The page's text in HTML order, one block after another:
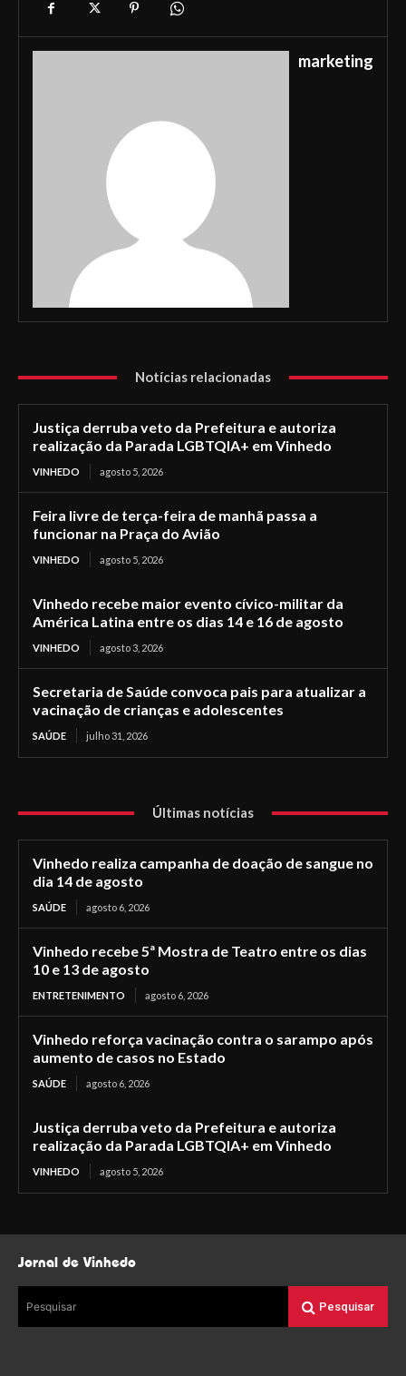
marketing
Notícias relacionadas
Justiça derruba veto da Prefeitura e autoriza
realização da Parada LGBTQIA+ em Vinhedo
VINHEDO agosto 5, 2026
Feira livre de terça-feira de manhã passa a
funcionar na Praça do Avião
VINHEDO agosto 5, 2026
Vinhedo recebe maior evento cívico-militar da
América Latina entre os dias 14 e 16 de agosto
VINHEDO agosto 3, 2026
Secretaria de Saúde convoca pais para atualizar a
vacinação de crianças e adolescentes
SAÚDE julho 31, 2026
Últimas notícias
Vinhedo realiza campanha de doação de sangue no
dia 14 de agosto
SAÚDE agosto 6, 2026
Vinhedo recebe 5ª Mostra de Teatro entre os dias
10 e 13 de agosto
ENTRETENIMENTO agosto 6, 2026
Vinhedo reforça vacinação contra o sarampo após
aumento de casos no Estado
SAÚDE agosto 6, 2026
Justiça derruba veto da Prefeitura e autoriza
realização da Parada LGBTQIA+ em Vinhedo
VINHEDO agosto 5, 2026
Jornal de Vinhedo
Pesquisar Pesquisar